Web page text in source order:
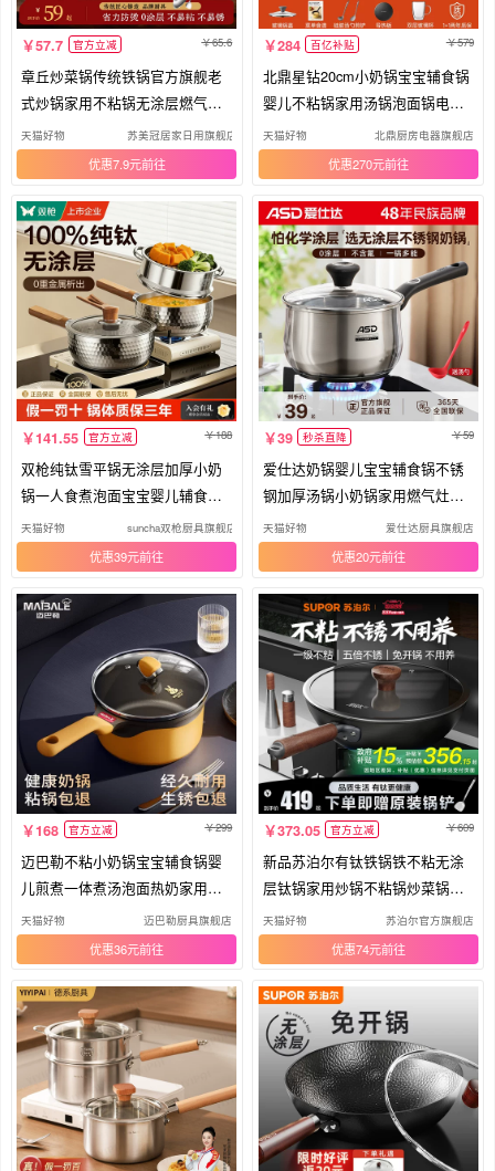
57.7 官方立减 65.6
章丘炒菜锅传统铁锅官方旗舰老
式炒锅家用不粘锅无涂层燃气灶
适用
天猫好物 苏美冠居家日用旗舰店
优惠7.9元
284 百亿补贴 579
北鼎星钻20cm小奶锅宝宝辅食锅
婴儿不粘锅家用汤锅泡面锅电磁
炉
天猫好物 北鼎厨房电器旗舰店
优惠270元
141.55 官方立减 188
双枪纯钛雪平锅无涂层加厚小奶
锅一人食煮泡面宝宝婴儿辅食锅
家用
天猫好物 suncha双枪厨具旗舰店
优惠39元
39 秒杀直降 59
爱仕达奶锅婴儿宝宝辅食锅不锈
钢加厚汤锅小奶锅家用燃气灶泡
面锅
天猫好物 爱仕达厨具旗舰店
优惠20元
168 官方立减 299
迈巴勒不粘小奶锅宝宝辅食锅婴
儿煎煮一体煮汤泡面热奶家用一
人食
天猫好物 迈巴勒厨具旗舰店
优惠36元
373.05 官方立减 609
新品苏泊尔有钛铁锅铁不粘无涂
层钛锅家用炒锅不粘锅炒菜锅铸
铁锅
天猫好物 苏泊尔官方旗舰店
优惠74元